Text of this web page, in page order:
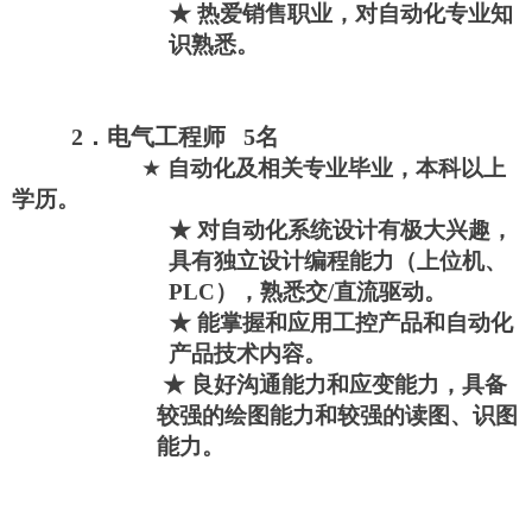
★ 热爱销售职业，对自动化专业知
识熟悉。
2 ．电气工程师 5名
★ 自动化及相关专业毕业，本科以上
学历。
★ 对自动化系统设计有极大兴趣，
具有独立设计编程能力（上位机、
PLC），熟悉交/直流驱动。
★ 能掌握和应用工控产品和自动化
产品技术内容。
★ 良好沟通能力和应变能力， 具备
较强的绘图能力和较强的读图、识图
能力。